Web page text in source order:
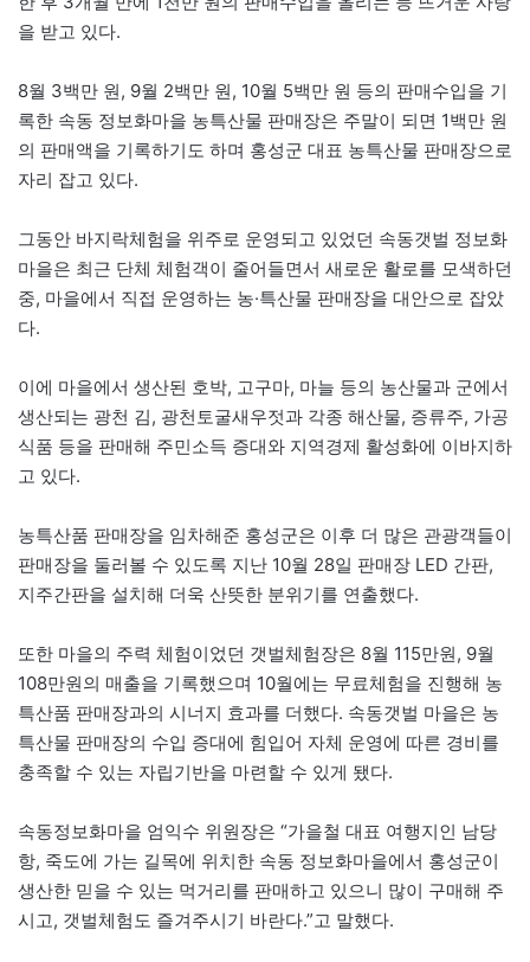
을 받고 있다.
8월 3백만 원, 9월 2백만 원, 10월 5백만 원 등의 판매수입을 기
록한 속동 정보화마을 농특산물 판매장은 주말이 되면 1백만 원
의 판매액을 기록하기도 하며 홍성군 대표 농특산물 판매장으로
자리 잡고 있다.
그동안 바지락체험을 위주로 운영되고 있었던 속동갯벌 정보화
마을은 최근 단체 체험객이 줄어들면서 새로운 활로를 모색하던
중, 마을에서 직접 운영하는 농·특산물 판매장을 대안으로 잡았
다.
이에 마을에서 생산된 호박, 고구마, 마늘 등의 농산물과 군에서
생산되는 광천 김, 광천토굴새우젓과 각종 해산물, 증류주, 가공
식품 등을 판매해 주민소득 증대와 지역경제 활성화에 이바지하
고 있다.
농특산품 판매장을 임차해준 홍성군은 이후 더 많은 관광객들이
판매장을 둘러볼 수 있도록 지난 10월 28일 판매장 LED 간판,
지주간판을 설치해 더욱 산뜻한 분위기를 연출했다.
또한 마을의 주력 체험이었던 갯벌체험장은 8월 115만원, 9월
108만원의 매출을 기록했으며 10월에는 무료체험을 진행해 농
특산품 판매장과의 시너지 효과를 더했다. 속동갯벌 마을은 농
특산물 판매장의 수입 증대에 힘입어 자체 운영에 따른 경비를
충족할 수 있는 자립기반을 마련할 수 있게 됐다.
속동정보화마을 엄익수 위원장은 “가을철 대표 여행지인 남당
항, 죽도에 가는 길목에 위치한 속동 정보화마을에서 홍성군이
생산한 믿을 수 있는 먹거리를 판매하고 있으니 많이 구매해 주
시고, 갯벌체험도 즐겨주시기 바란다.”고 말했다.